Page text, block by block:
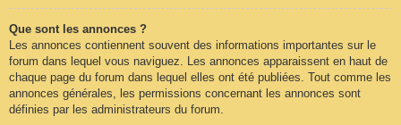
Que sont les annonces ?
Les annonces contiennent souvent des informations importantes sur le
forum dans lequel vous naviguez. Les annonces apparaissent en haut de
chaque page du forum dans lequel elles ont été publiées. Tout comme les
annonces générales, les permissions concernant les annonces sont
définies par les administrateurs du forum.